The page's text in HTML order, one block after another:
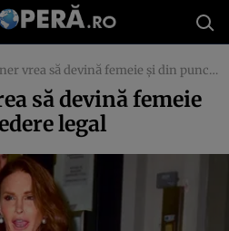
să devină femeie şi din punct de vedere legal
să devină femeie
legal